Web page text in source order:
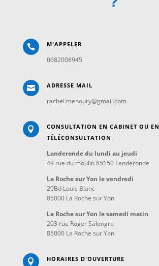
 M'APPELER
0682008945
 ADRESSE MAIL
rachel.menoury@gmail.com

CONSULTATION EN CABINET OU EN
TÉLÉCONSULTATION
Landeronde du lundi au jeudi
49 rue du moulin 85150 Landeronde
La Roche sur Yon le vendredi
20Bd Louis Blanc
85000 La Roche sur Yon
La Roche sur Yon le samedi matin
203 rue Roger Salengro
85000 La Roche sur Yon
 HORAIRES D'OUVERTURE